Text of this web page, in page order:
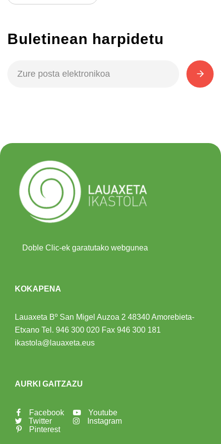
Buletinean harpidetu
Doble Clic-ek garatutako webgunea
KOKAPENA
Lauaxeta Bº San Migel Auzoa 2 48340 Amorebieta-
Etxano Tel. 946 300 020 Fax 946 300 181
ikastola@lauaxeta.eus
AURKI GAITZAZU
Facebook
Twitter
Pinterest
Youtube
Instagram